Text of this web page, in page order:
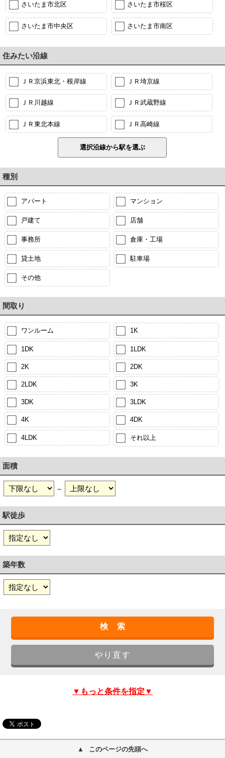
さいたま市北区 さいたま市桜区
さいたま市中央区 さいたま市南区
住みたい沿線
ＪＲ京浜東北・根岸線 ＪＲ埼京線
ＪＲ川越線 ＪＲ武蔵野線
ＪＲ東北本線 ＪＲ高崎線
種別
アパート マンション
戸建て 店舗
事務所 倉庫・工場
貸土地 駐車場
その他
間取り
ワンルーム 1K
1DK 1LDK
2K 2DK
2LDK 3K
3DK 3LDK
4K 4DK
4LDK それ以上
面積
～
駅徒歩
築年数
▼もっと条件を指定▼
このページの先頭へ